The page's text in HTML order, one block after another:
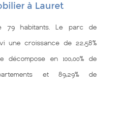
à Lauret
79 habitants. Le parc de
une croissance de 22,58%
décompose en 100,00% de
et 89,29% de